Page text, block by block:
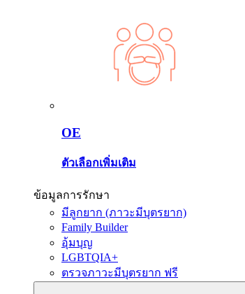
OE
ตัวเลือกเพิ่มเติม
ข้อมูลการรักษา
มีลูกยาก (ภาวะมีบุตรยาก)
Family Builder
อุ้มบุญ
LGBTQIA+
ตรวจภาวะมีบุตรยาก ฟรี